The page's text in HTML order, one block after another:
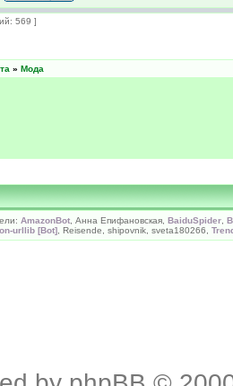
569 ]
» Мода
AmazonBot , Анна Епифановская, BaiduSpider
urllib [Bot] , Reisende, shipovnik, sveta180266,